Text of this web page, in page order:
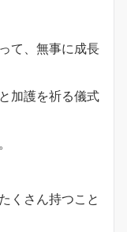
て、無事に成長
加護を祈る儀式
くさん持つこと